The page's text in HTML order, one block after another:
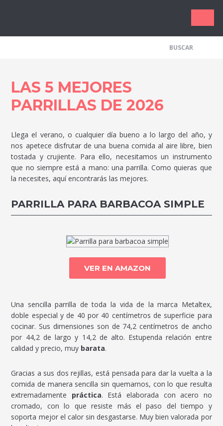
Los
LAS 5 MEJORES
PARRILLAS DE 2026
Llega el verano, o cualquier día bueno a lo largo del año, y
nos apetece disfrutar de una buena comida al aire libre, bien
tostada y crujiente. Para ello, necesitamos un instrumento
que no siempre está a mano: una parrilla. Como quieras que
la necesites, aquí encontrarás las mejores.
PARRILLA PARA BARBACOA SIMPLE
VER EN AMAZON
Una sencilla parrilla de toda la vida de la marca Metaltex,
doble especial y de 40 por 40 centímetros de superficie para
cocinar. Sus dimensiones son de 74,2 centímetros de ancho
por 44,2 de largo y 14,2 de alto. Estupenda relación entre
calidad y precio, muy barata.
Gracias a sus dos rejillas, está pensada para dar la vuelta a la
comida de manera sencilla sin quemarnos, con lo que resulta
extremadamente práctica. Está elaborada con acero no
cromado, con lo que resiste más el paso del tiempo y
soporta mejor el calor sin desgastarse. Muy bien valorada por